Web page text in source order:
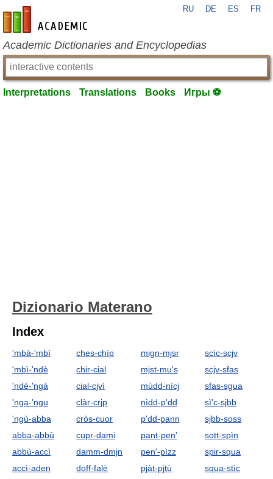
en-academic.com
RU DE ES FR
Academic Dictionaries and Encyclopedias
Interpretations Translations Books Игры ⚽
Dizionario Materano
Index
'mbà-'mbì
'mbì-'ndè
'ndè-'ngà
'nga-'ngu
'ngù-abba
abba-abbù
abbù-accì
accì-aden
ches-chìp
chir-cial
cial-cjvì
clàr-crjp
cròs-cuor
cupr-dami
damm-dmjn
doff-falè
mign-mjsr
mjst-mu's
mùdd-nìcj
nìdd-p'dd
p'dd-pann
pant-pen'
pen'-pìzz
pjàt-pjtù
scìc-scjv
scjv-sfas
sfas-sgua
sì'c-sjbb
sjbb-soss
sott-spìn
spir-squa
squa-stìc